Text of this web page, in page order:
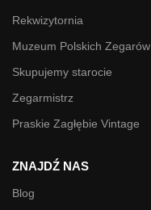
Rekwizytornia
Muzeum Polskich Zegarów
Skupujemy starocie
Zegarmistrz
Praskie Zagłębie Vintage
ZNAJDŹ NAS
Blog